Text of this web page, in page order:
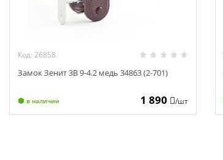
Код: 26858
Замок Зенит 3В 9-4.2 медь 34863 (2-701)
в наличии 1 890 /шт